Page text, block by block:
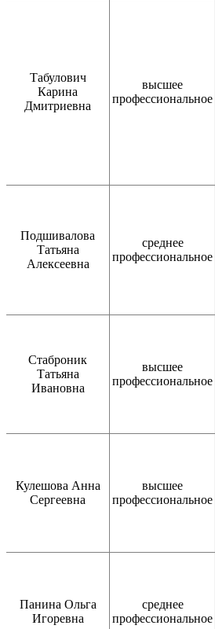
Табулович
Карина
Дмитриевна
высшее
профессиональное
Подшивалова
Татьяна
Алексеевна
среднее
профессиональное
Стаброник
Татьяна
Ивановна
высшее
профессиональное
Кулешова Анна
Сергеевна
высшее
профессиональное
Панина Ольга
Игоревна
среднее
профессиональное